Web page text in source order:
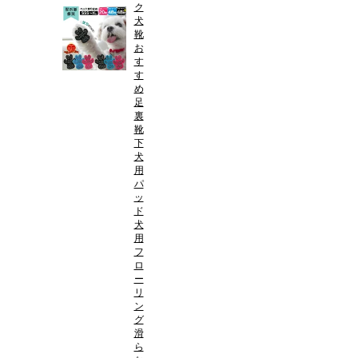
ク
犬
靴
お
す
す
め
足
裏
靴
下
犬
用
パ
ッ
ド
犬
用
フ
ロ
ー
リ
ン
グ
滑
ら